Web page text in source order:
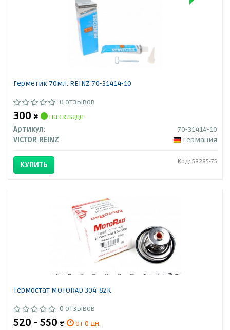
Герметик 70мл. REINZ 70-31414-10
0 отзывов
300 ₴
на складе
Артикул:
70-31414-10
VICTOR REINZ
Германия
КУПИТЬ Код: 58285-75
Термостат MOTORAD 304-82K
0 отзывов
520 - 550 ₴
от 0 дн.